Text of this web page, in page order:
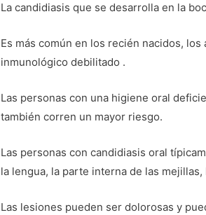
La candidiasis que se desarrolla en la
Es más común en los recién nacidos,
inmunológico debilitado .
Las personas con una higiene oral
también corren un mayor riesgo.
Las personas con candidiasis oral
la lengua, la parte interna de las
Las lesiones pueden ser dolorosas y